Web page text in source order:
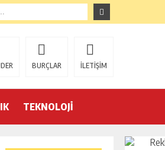
BURÇLAR İLETİŞİM
TEKNOLOJİ